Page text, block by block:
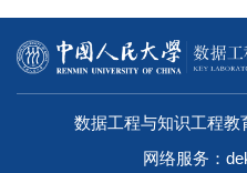
数据工程与知识工程教
网络服务：